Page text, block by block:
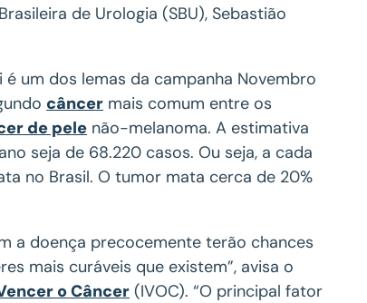
de Urologia (SBU), Sebastião
um dos lemas da campanha Novembro
câncer mais comum entre os
de pele não-melanoma. A estimativa
seja de 68.220 casos. Ou seja, a cada
no Brasil. O tumor mata cerca de 20%
a doença precocemente terão chances
mais curáveis que existem”, avisa o
o Câncer (IVOC). “O principal fator